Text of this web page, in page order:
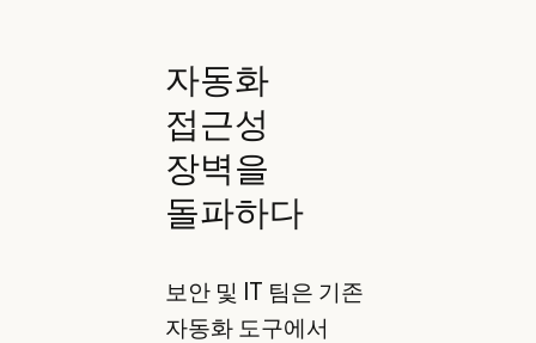
자동화
접근성
장벽을
돌파하다
보안 및 IT 팀은 기존
자동화 도구에서